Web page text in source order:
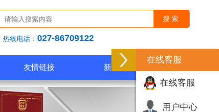
在线客服
在线客服
用户中心
热线电话： 027-86709122
友情链接 新闻中心